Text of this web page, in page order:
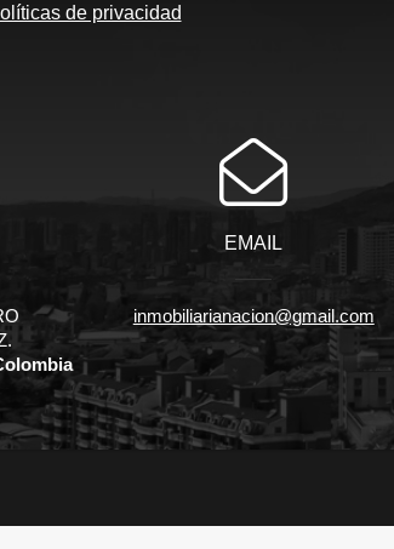
de privacidad
EMAIL
inmobiliarianacion@gmail.com